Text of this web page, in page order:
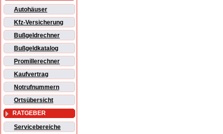
Autohäuser
Kfz-Versicherung
Bußgeldrechner
Bußgeldkatalog
Promillerechner
Kaufvertrag
Notrufnummern
Ortsübersicht
RATGEBER
Servicebereiche